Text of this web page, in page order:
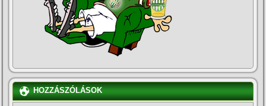
HOZZÁSZÓLÁSOK